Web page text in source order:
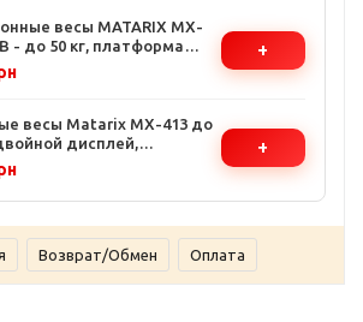
весы MATARIX MX-
- до 50 кг, платформа
подсветка дисплея,
48 часов
+
весы Matarix MX-413 до
дисплей,
корпус, работа от
+
Возврат/Обмен Оплата